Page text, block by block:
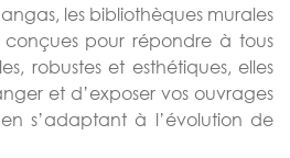
les bibliothèques murales
conçues pour répondre à tous
robustes et esthétiques, elles
et d’exposer vos ouvrages
s’adaptant à l’évolution de